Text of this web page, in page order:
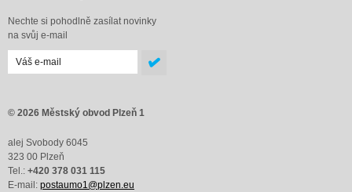
Nechte si pohodlně zasílat novinky
na svůj e-mail
© 2026 Městský obvod Plzeň 1
alej Svobody 6045
323 00 Plzeň
Tel.: +420 378 031 115
E-mail: postaumo1@plzen.eu